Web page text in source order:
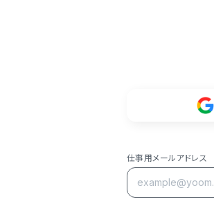
仕事用メールアドレス